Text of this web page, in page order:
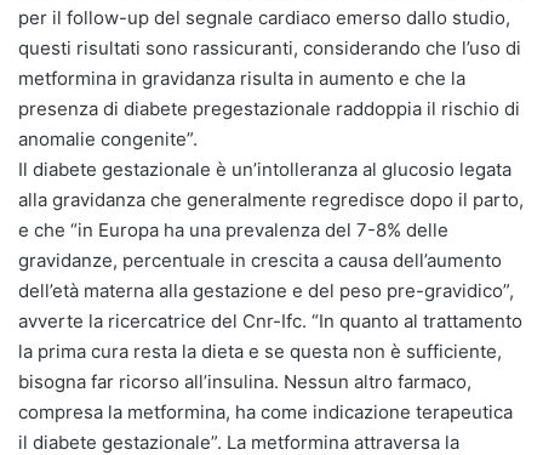
per il follow-up del segnale cardiaco emerso dallo studio,
questi risultati sono rassicuranti, considerando che l’uso di
metformina in gravidanza risulta in aumento e che la
presenza di diabete pregestazionale raddoppia il rischio di
anomalie congenite”.
Il diabete gestazionale è un’intolleranza al glucosio legata
alla gravidanza che generalmente regredisce dopo il parto,
e che “in Europa ha una prevalenza del 7-8% delle
gravidanze, percentuale in crescita a causa dell’aumento
dell’età materna alla gestazione e del peso pre-gravidico”,
avverte la ricercatrice del Cnr-Ifc. “In quanto al trattamento
la prima cura resta la dieta e se questa non è sufficiente,
bisogna far ricorso all’insulina. Nessun altro farmaco,
compresa la metformina, ha come indicazione terapeutica
il diabete gestazionale”. La metformina attraversa la